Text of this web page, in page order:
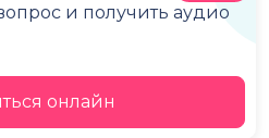
и получить аудио
онлайн